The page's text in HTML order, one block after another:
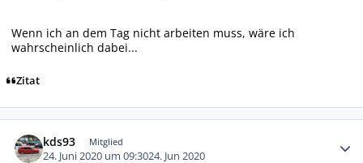
Wenn ich an dem Tag nicht arbeiten muss, wäre ich
wahrscheinlich dabei...
Zitat
kds93 Mitglied
24. Juni 2020 um 09:3024. Jun 2020